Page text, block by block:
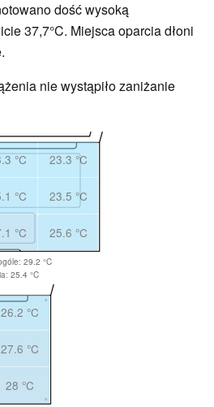
dość wysoką
37,7°C. Miejsca oparcia dłoni
nie wystąpiło zaniżanie
°C 23.3 °C
°C 23.5 °C
°C 25.6 °C
29.2 °C
25.4 °C
26.2 °C
27.6 °C
28 °C